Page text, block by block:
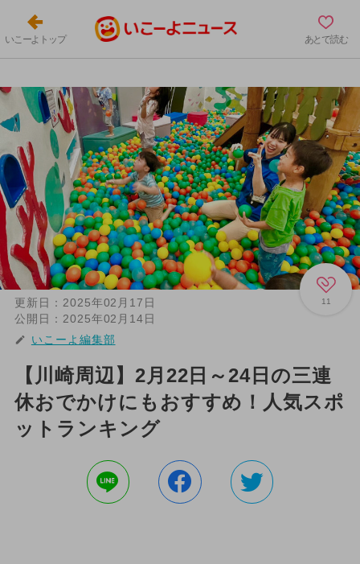
いこーよトップ あとで読む
11
更新日： 2025年02月17日
公開日： 2025年02月14日
いこーよ編集部
【川崎周辺】2月22日～24日の三連
休おでかけにもおすすめ！人気スポ
ットランキング